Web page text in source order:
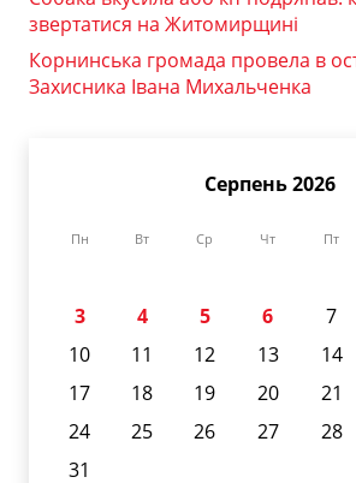
звертатися на Житомирщині
Корнинська громада провела в
Захисника Івана Михальченка
Серпень 2026
Пн Вт Ср Чт Пт
3
4 5 6 7
10
11 12 13 14
17
18 19 20 21
24
25 26 27 28
31